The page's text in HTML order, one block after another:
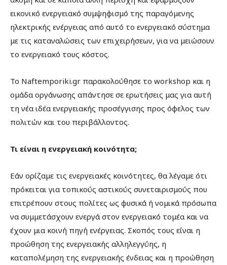
εικονικό ενεργειακό συμψηφισμό της παραγόμενης
ηλεκτρικής ενέργειας από αυτό το ενεργειακό σύστημα
με τις καταναλώσεις των επιχειρήσεων, για να μειώσουν
το ενεργειακό τους κόστος.
Το Naftemporiki.gr παρακολούθησε το workshop και η
ομάδα οργάνωσης απάντησε σε ερωτήσεις μας για αυτή
τη νέα ιδέα ενεργειακής προσέγγισης προς όφελος των
πολιτών και του περιβάλλοντος.
Τι είναι η ενεργειακή κοινότητα;
Εάν ορίζαμε τις ενεργειακές κοινότητες, θα λέγαμε ότι
πρόκειται για τοπικούς αστικούς συνεταιρισμούς που
επιτρέπουν στους πολίτες ως φυσικά ή νομικά πρόσωπα
να συμμετάσχουν ενεργά στον ενεργειακό τομέα και να
έχουν μια κοινή πηγή ενέργειας. Σκοπός τους είναι η
προώθηση της ενεργειακής αλληλεγγύης, η
καταπολέμηση της ενεργειακής ένδειας και η προώθηση